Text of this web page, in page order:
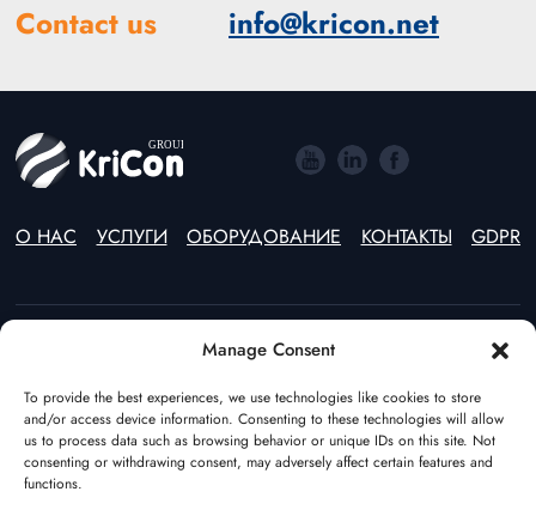
Manage Consent
To provide the best experiences, we use technologies like cookies to store
and/or access device information. Consenting to these technologies will allow
us to process data such as browsing behavior or unique IDs on this site. Not
consenting or withdrawing consent, may adversely affect certain features and
functions.
Contact us info@kricon.net
О НАС УСЛУГИ ОБОРУДОВАНИЕ КОНТАКТЫ GDPR
(+372) 55597970
(+370) 46246914
Poland
(+48) 22 544 64 49
The Netherlands
(+31) (0)108928541